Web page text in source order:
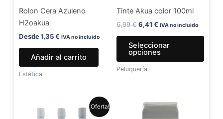
Rolon Cera Azuleno
H2oakua
Desde1,35€ IVA no incluido
Añadir al carrito
Estética
Tinte Akua color 100ml
6,99€6,41 € IVA no incluido
Seleccionar
opciones
en
Peluquería
¡Oferta!
precio
Este
producto